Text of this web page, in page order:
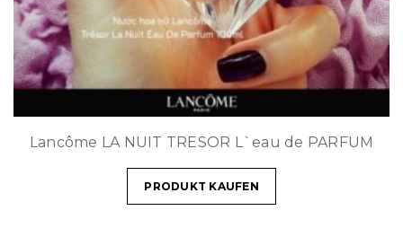
Lancôme LA NUIT TRESOR L`eau de PARFUM
PRODUKT KAUFEN